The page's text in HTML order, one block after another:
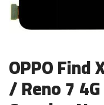
OPPO Find
/ Reno 7